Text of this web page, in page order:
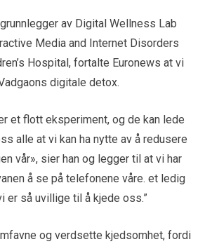
av Digital Wellness Lab
Media and Internet Disorders
Hospital, fortalte Euronews at vi
digitale detox.
et flott eksperiment, og de kan lede
alle at vi kan ha nytte av å redusere
vår», sier han og legger til at vi har
å se på telefonene våre. et ledig
er så uvillige til å kjede oss.”
og verdsette kjedsomhet, fordi